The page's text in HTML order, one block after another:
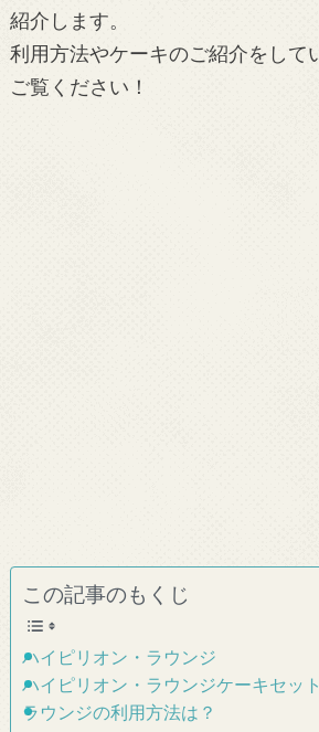
紹介します。
利用方法やケーキのご紹介をして
ご覧ください！
この記事のもくじ
ハイピリオン・ラウンジ
ハイピリオン・ラウンジケーキセット
ラウンジの利用方法は？